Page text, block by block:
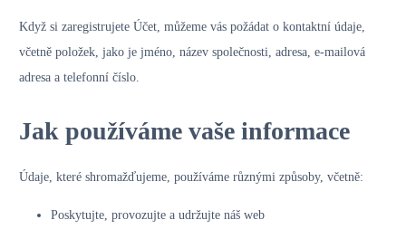
Když si zaregistrujete Účet, můžeme vás požádat o kontaktní údaje,
včetně položek, jako je jméno, název společnosti, adresa, e-mailová
adresa a telefonní číslo.
Jak používáme vaše informace
Údaje, které shromažďujeme, používáme různými způsoby, včetně:
Poskytujte, provozujte a udržujte náš web